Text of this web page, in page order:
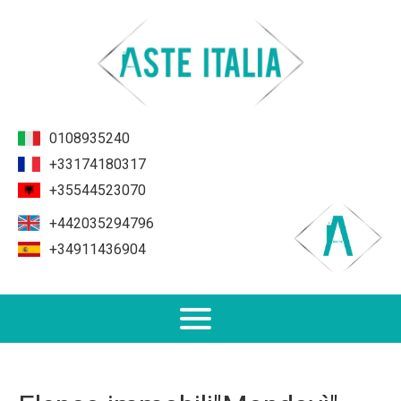
0108935240
+33174180317
+35544523070
+442035294796
+34911436904